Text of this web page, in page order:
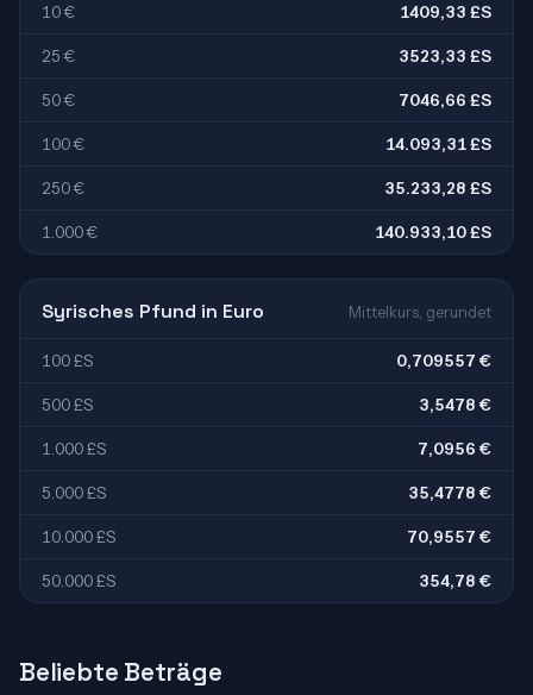
10 € 1409,33 £S
25 € 3523,33 £S
50 € 7046,66 £S
100 € 14.093,31 £S
250 € 35.233,28 £S
1.000 € 140.933,10 £S
Syrisches Pfund in Euro Mittelkurs, gerundet
100 £S 0,709557 €
500 £S 3,5478 €
1.000 £S 7,0956 €
5.000 £S 35,4778 €
10.000 £S 70,9557 €
50.000 £S 354,78 €
Beliebte Beträge